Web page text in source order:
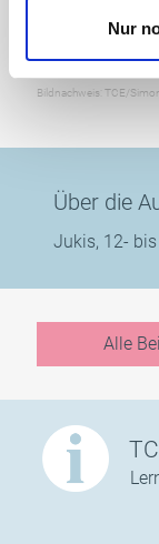
Nur
Bildnachweis: TCE/
Über die
Jukis, 12-
Alle